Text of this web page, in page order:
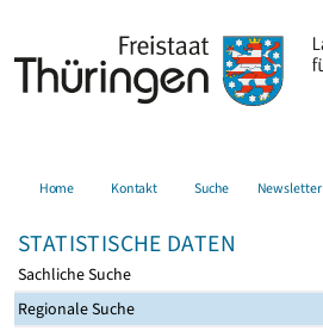
Home Kontakt Suche Newsletter
STATISTISCHE DATEN
Sachliche Suche
Regionale Suche